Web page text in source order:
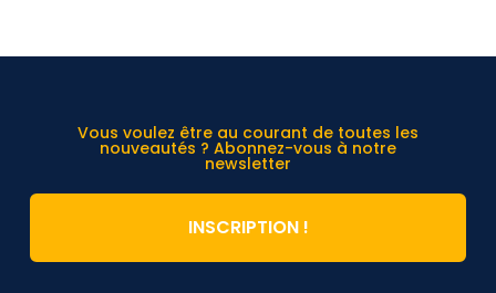
Vous voulez être au courant de toutes les
nouveautés ? Abonnez-vous à notre
newsletter
INSCRIPTION !